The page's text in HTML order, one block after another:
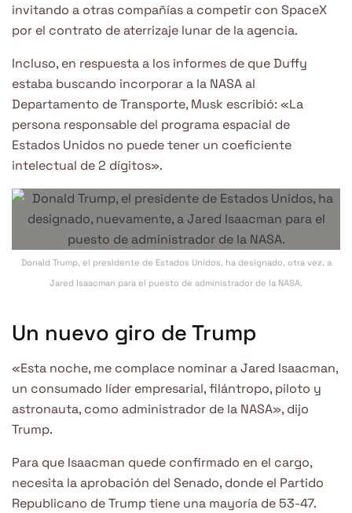
invitando a otras compañías a competir con SpaceX
por el contrato de aterrizaje lunar de la agencia.
Incluso, en respuesta a los informes de que Duffy
estaba buscando incorporar a la NASA al
Departamento de Transporte, Musk escribió: «La
persona responsable del programa espacial de
Estados Unidos no puede tener un coeficiente
intelectual de 2 dígitos».
Donald Trump, el presidente de Estados Unidos, ha designado, otra vez, a
Jared Isaacman para el puesto de administrador de la NASA.
Un nuevo giro de Trump
«Esta noche, me complace nominar a Jared Isaacman,
un consumado líder empresarial, filántropo, piloto y
astronauta, como administrador de la NASA», dijo
Trump.
Para que Isaacman quede confirmado en el cargo,
necesita la aprobación del Senado, donde el Partido
Republicano de Trump tiene una mayoría de 53-47.